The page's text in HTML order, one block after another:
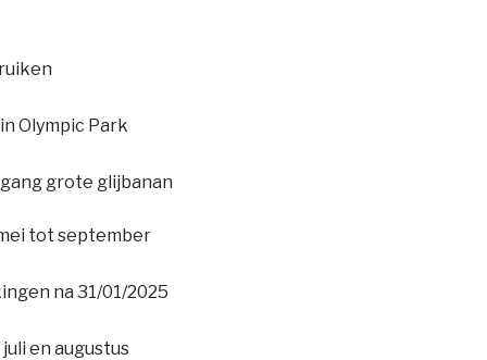
Olympic Park
grote glijbanan
tot september
na 31/01/2025
en augustus